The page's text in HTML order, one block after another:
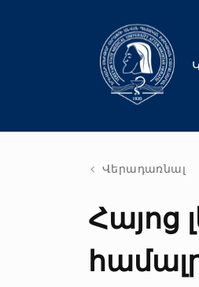
Վերադառնալ
Հայոց